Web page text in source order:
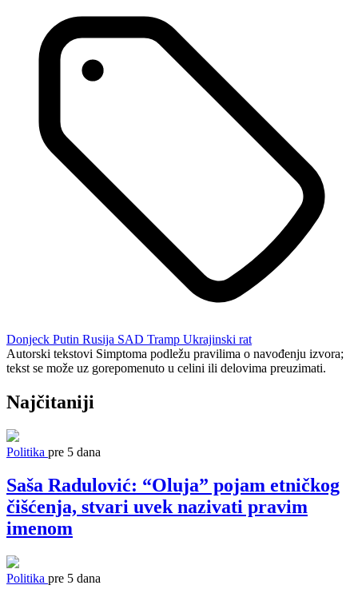
Donjeck Putin Rusija SAD Tramp Ukrajinski rat
Autorski tekstovi Simptoma podležu pravilima o navođenju izvora;
tekst se može uz gorepomenuto u celini ili delovima preuzimati.
Najčitaniji
Politika pre 5 dana
Saša Radulović: “Oluja” pojam etničkog
čišćenja, stvari uvek nazivati pravim
imenom
Politika pre 5 dana